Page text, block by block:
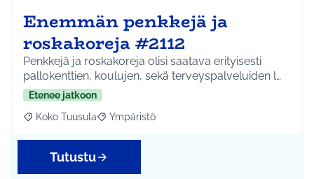
Enemmän penkkejä ja
roskakoreja #2112
Penkkejä ja roskakoreja olisi saatava erityisesti
pallokenttien, koulujen, sekä terveyspalveluiden l…
Etenee jatkoon
Rajaa tulokset aihepiirin mukaan: Koko Tuusula
Koko Tuusula Rajaa tulokset teeman mukaan: Ympäristö
Ympäristö
Tutustu